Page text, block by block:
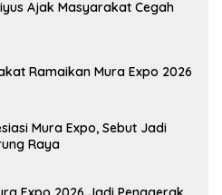
Ajak Masyarakat Cegah
Ramaikan Mura Expo 2026
Mura Expo, Sebut Jadi
Raya